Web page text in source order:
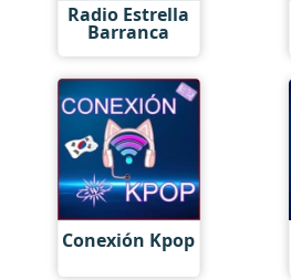
Radio Estrella
Barranca
Conexión Kpop